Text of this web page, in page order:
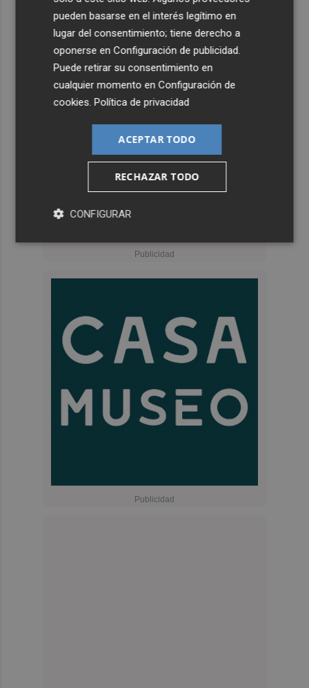
pueden basarse en el interés legítimo en
lugar del consentimiento; tiene derecho a
oponerse enConfiguración de publicidad.
Puede retirar su consentimiento en
cualquier momento enConfiguración de
cookies.Política de privacidad
ACEPTAR TODO
RECHAZAR TODO
CONFIGURAR